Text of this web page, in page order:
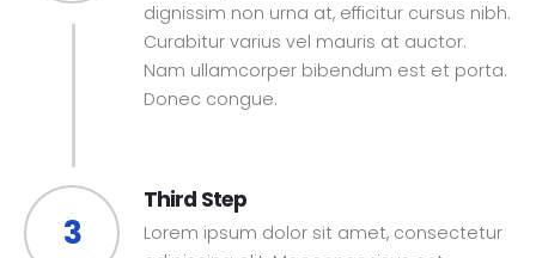
dignissim non urna at, efficitur cursus nibh.
Curabitur varius vel mauris at auctor.
Nam ullamcorper bibendum est et porta.
Donec congue.
3
Third Step
Lorem ipsum dolor sit amet, consectetur